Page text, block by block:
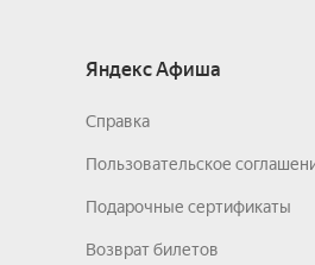
Яндекс Афиша
Справка
Пользовательское
Подарочные сертификаты
Возврат билетов